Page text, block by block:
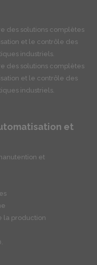
des solutions complètes
et le contrôle des
industriels.
des solutions complètes
et le contrôle des
industriels.
et
et
la production